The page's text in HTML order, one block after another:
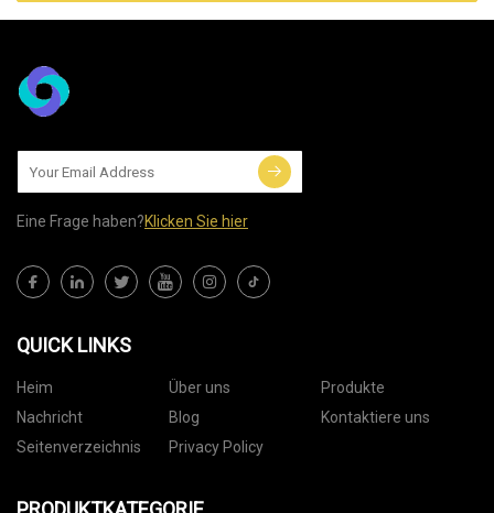
Eine Frage haben?Klicken Sie hier
QUICK LINKS
Heim Über uns
Produkte
Nachricht
Blog
Kontaktiere uns
Seitenverzeichnis
Privacy Policy